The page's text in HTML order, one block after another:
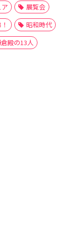
展覧会
昭和時代
殿の13人